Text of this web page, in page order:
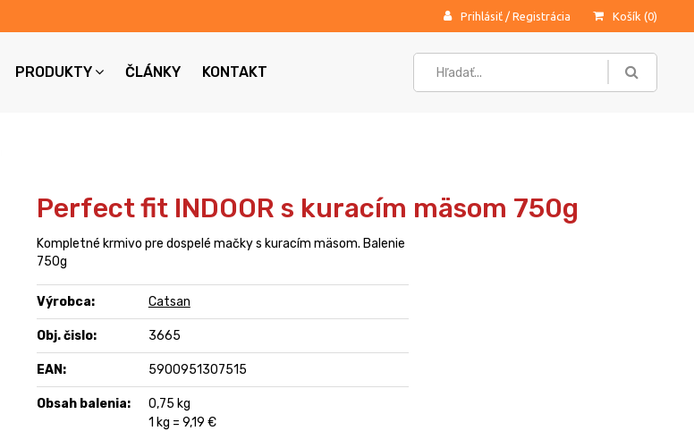
Prihlásiť / Registrácia Košík (0)
PRODUKTY ČLÁNKY KONTAKT
Perfect fit INDOOR s kuracím mäsom 750g
Kompletné krmivo pre dospelé mačky s kuracím mäsom. Balenie
750g
Výrobca: Catsan
Obj. čislo: 3665
EAN: 5900951307515
Obsah balenia:
0,75 kg
1 kg = 9,19 €